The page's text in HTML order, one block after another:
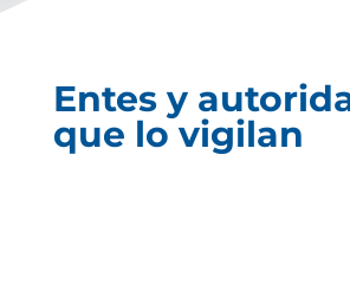
Entes y
que lo vigilan